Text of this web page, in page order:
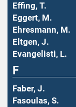
Effing, T.
Eggert, M.
Ehresmann, M.
Eltgen, J.
Evangelisti, L.
F
Faber, J.
Fasoulas, S.